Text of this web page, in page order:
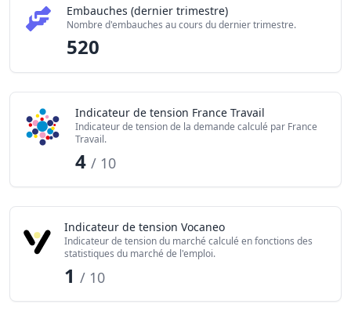
Embauches (dernier trimestre)
Nombre d'embauches au cours du dernier trimestre.
520
Indicateur de tension France Travail
Indicateur de tension de la demande calculé par France
Travail.
4/ 10
Indicateur de tension Vocaneo
Indicateur de tension du marché calculé en fonctions des
statistiques du marché de l'emploi.
1 / 10